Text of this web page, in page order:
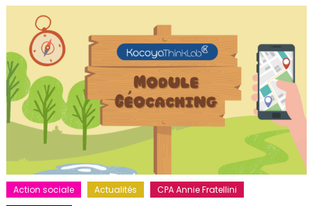
Action sociale Actualités
CPA Annie Fratellini